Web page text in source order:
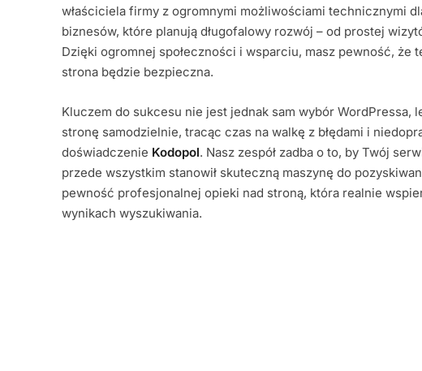
właściciela firmy z ogromnymi możliwościami technicznymi
biznesów, które planują długofalowy rozwój – od prostej
Dzięki ogromnej społeczności i wsparciu, masz pewność, że
strona będzie bezpieczna.
Kluczem do sukcesu nie jest jednak sam wybór WordPressa,
stronę samodzielnie, tracąc czas na walkę z błędami i
doświadczenie Kodopol. Nasz zespół zadba o to, by Twój
przede wszystkim stanowił skuteczną maszynę do
pewność profesjonalnej opieki nad stroną, która realnie
wynikach wyszukiwania.